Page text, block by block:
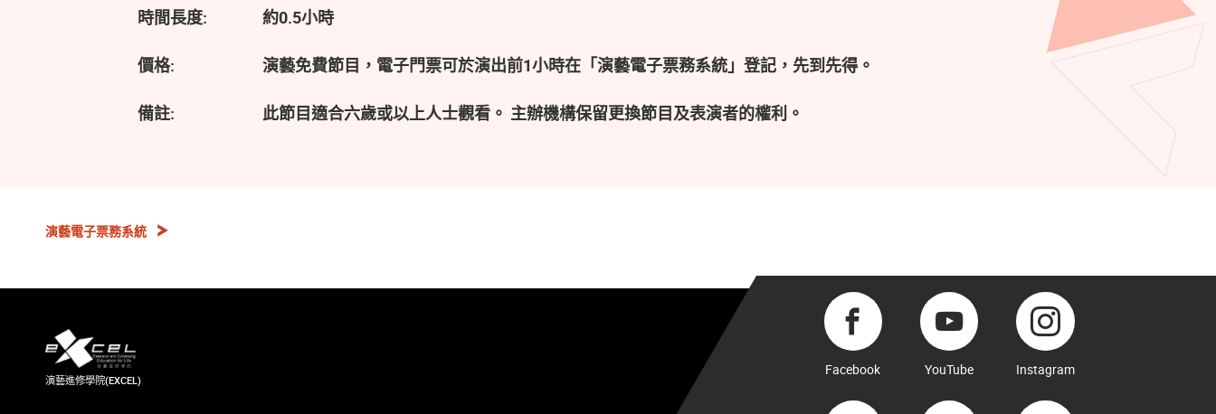
時間長度: 約0.5小時
價格: 演藝免費節目，電子門票可於演出前1小時在「演藝電子票務系統」登記，先到先得。
備註: 此節目適合六歲或以上人士觀看。 主辦機構保留更換節目及表演者的權利。
演藝電子票務系統
演藝進修學院(EXCEL)
Facebook YouTube Instagram